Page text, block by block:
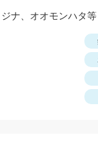
ナ、オオモンハタ等